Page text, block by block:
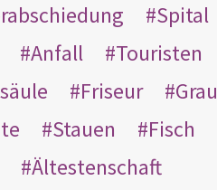
Spital
Anfall
Touristen
Friseur
Grau
Stauen
Fisch
Ältestenschaft